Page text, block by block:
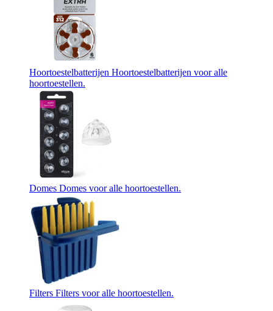
Hoortoestelbatterijen Hoortoestelbatterijen voor alle
hoortoestellen.
Domes Domes voor alle hoortoestellen.
Filters Filters voor alle hoortoestellen.